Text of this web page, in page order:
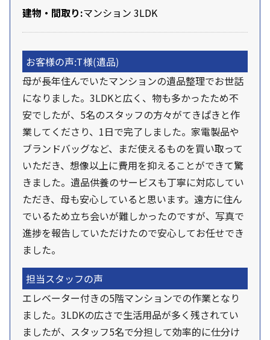
建物・間取り:マンション 3LDK
お客様の声:T様(遺品)
母が長年住んでいたマンションの遺品整理でお世話
になりました。3LDKと広く、物も多かったため不
安でしたが、5名のスタッフの方々がてきぱきと作
業してくださり、1日で完了しました。家電製品や
ブランドバッグなど、まだ使えるものを買い取って
いただき、想像以上に費用を抑えることができて驚
きました。遺品供養のサービスも丁寧に対応してい
ただき、母も安心していると思います。遠方に住ん
でいるため立ち会いが難しかったのですが、写真で
進捗を報告していただけたので安心してお任せでき
ました。
担当スタッフの声
エレベーター付きの5階マンションでの作業となり
ました。3LDKの広さで生活用品が多く残されてい
ましたが、スタッフ5名で分担して効率的に仕分け